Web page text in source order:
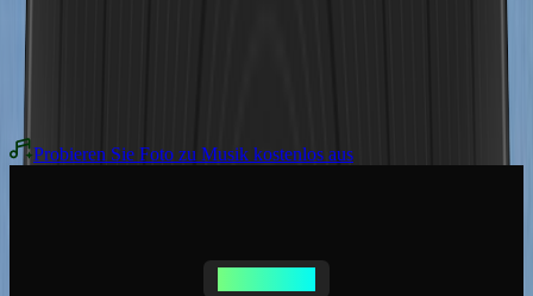
03:09s
Strand am Meer – sehr romantisch.
Probieren Sie Foto zu Musik kostenlos aus